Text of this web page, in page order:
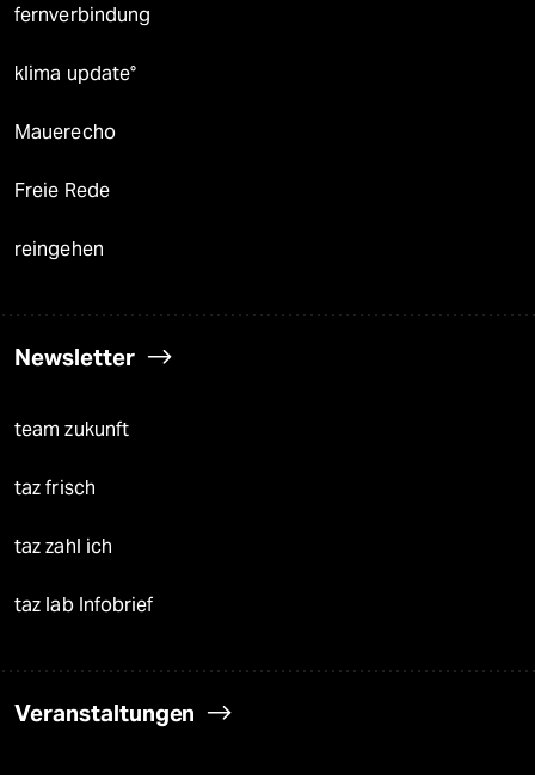
fernverbindung
klima update°
Mauerecho
Freie Rede
reingehen
Newsletter
team zukunft
taz frisch
taz zahl ich
taz lab Infobrief
Veranstaltungen